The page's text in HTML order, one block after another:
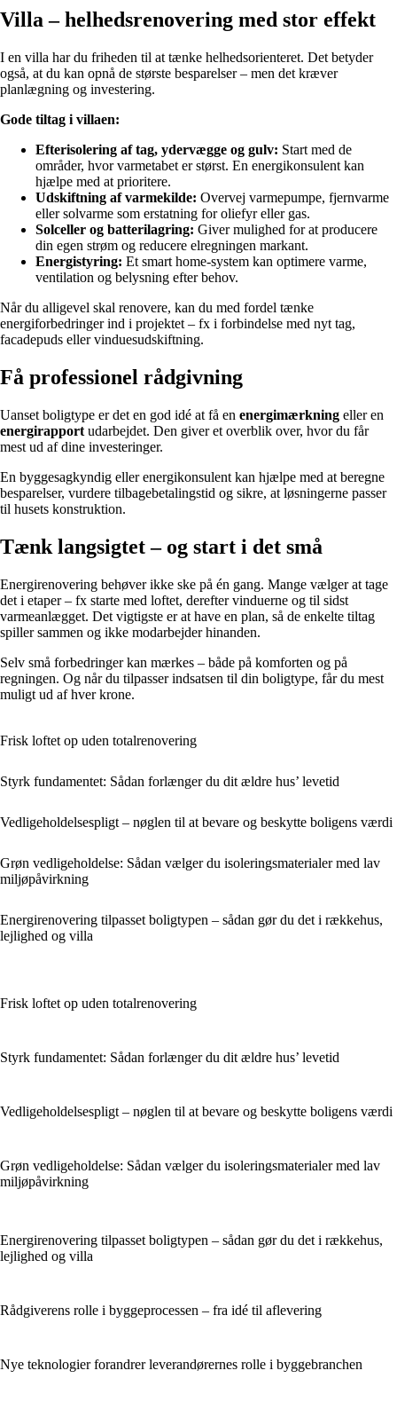
Villa – helhedsrenovering med stor effekt
I en villa har du friheden til at tænke helhedsorienteret. Det betyder
også, at du kan opnå de største besparelser – men det kræver
planlægning og investering.
Gode tiltag i villaen:
Efterisolering af tag, ydervægge og gulv: Start med de
områder, hvor varmetabet er størst. En energikonsulent kan
hjælpe med at prioritere.
Udskiftning af varmekilde: Overvej varmepumpe, fjernvarme
eller solvarme som erstatning for oliefyr eller gas.
Solceller og batterilagring: Giver mulighed for at producere
din egen strøm og reducere elregningen markant.
Energistyring: Et smart home-system kan optimere varme,
ventilation og belysning efter behov.
Når du alligevel skal renovere, kan du med fordel tænke
energiforbedringer ind i projektet – fx i forbindelse med nyt tag,
facadepuds eller vinduesudskiftning.
Få professionel rådgivning
Uanset boligtype er det en god idé at få en energimærkning eller en
energirapport udarbejdet. Den giver et overblik over, hvor du får
mest ud af dine investeringer.
En byggesagkyndig eller energikonsulent kan hjælpe med at beregne
besparelser, vurdere tilbagebetalingstid og sikre, at løsningerne passer
til husets konstruktion.
Tænk langsigtet – og start i det små
Energirenovering behøver ikke ske på én gang. Mange vælger at tage
det i etaper – fx starte med loftet, derefter vinduerne og til sidst
varmeanlægget. Det vigtigste er at have en plan, så de enkelte tiltag
spiller sammen og ikke modarbejder hinanden.
Selv små forbedringer kan mærkes – både på komforten og på
regningen. Og når du tilpasser indsatsen til din boligtype, får du mest
muligt ud af hver krone.
Frisk loftet op uden totalrenovering
Styrk fundamentet: Sådan forlænger du dit ældre hus’ levetid
Vedligeholdelsespligt – nøglen til at bevare og beskytte boligens værdi
Grøn vedligeholdelse: Sådan vælger du isoleringsmaterialer med lav
miljøpåvirkning
Energirenovering tilpasset boligtypen – sådan gør du det i rækkehus,
lejlighed og villa
Frisk loftet op uden totalrenovering
Styrk fundamentet: Sådan forlænger du dit ældre hus’ levetid
Vedligeholdelsespligt – nøglen til at bevare og beskytte boligens værdi
Grøn vedligeholdelse: Sådan vælger du isoleringsmaterialer med lav
miljøpåvirkning
Energirenovering tilpasset boligtypen – sådan gør du det i rækkehus,
lejlighed og villa
Rådgiverens rolle i byggeprocessen – fra idé til aflevering
Nye teknologier forandrer leverandørernes rolle i byggebranchen